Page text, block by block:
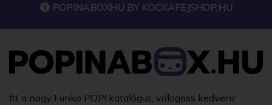
POPINABOXHU BY KOCKAFEJSHOP.HU
Itt a nagy Funko POP! katalógus, válogass kedvenc